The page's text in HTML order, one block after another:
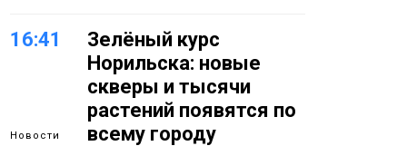
16:41
Новости
Зелёный курс
Норильска: новые
скверы и тысячи
растений появятся по
всему городу